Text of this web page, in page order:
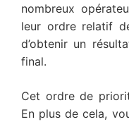
nombreux
leur ordre relatif
d’obtenir un
final.
Cet ordre de
En plus de cela,